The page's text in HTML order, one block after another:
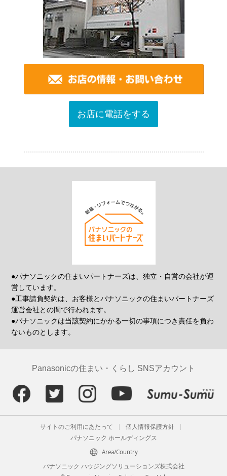
お店に電話をする
●パナソニックの住まいパートナーズは、独立・自営の会社が運
営しています。
●工事請負契約は、お客様とパナソニックの住まいパートナーズ
運営会社との間で行われます。
●パナソニックは当該契約にかかる一切の事項につき責任を負わ
ないものとします。
Panasonicの住まい・くらし SNSアカウント
サイトのご利用にあたって
個人情報保護方針
パナソニック ホールディングス
Area/Country
パナソニック ハウジングソリューションズ株式会社